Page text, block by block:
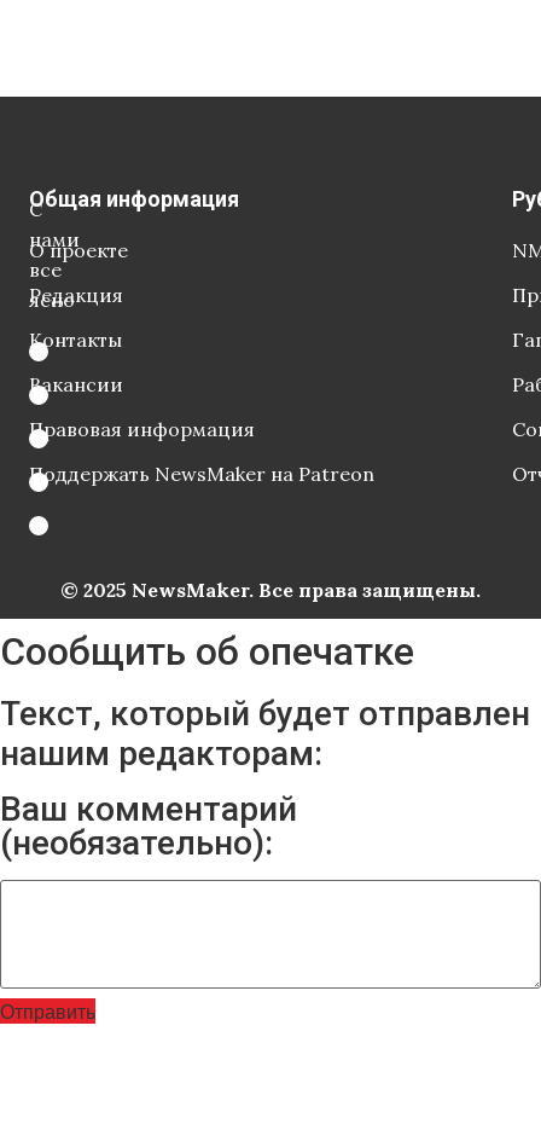
С
нами
все
ясно
Общая информация
О проекте
Редакция
Контакты
Вакансии
Правовая информация
Поддержать NewsMaker на Patreon
© 2025 NewsMaker. Все права защищены.
Сообщить об опечатке
Текст, который будет отправлен
нашим редакторам:
Ваш комментарий
(необязательно):
Отправить